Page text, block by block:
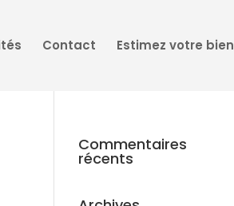
Contact Estimez votre bien
Commentaires
récents